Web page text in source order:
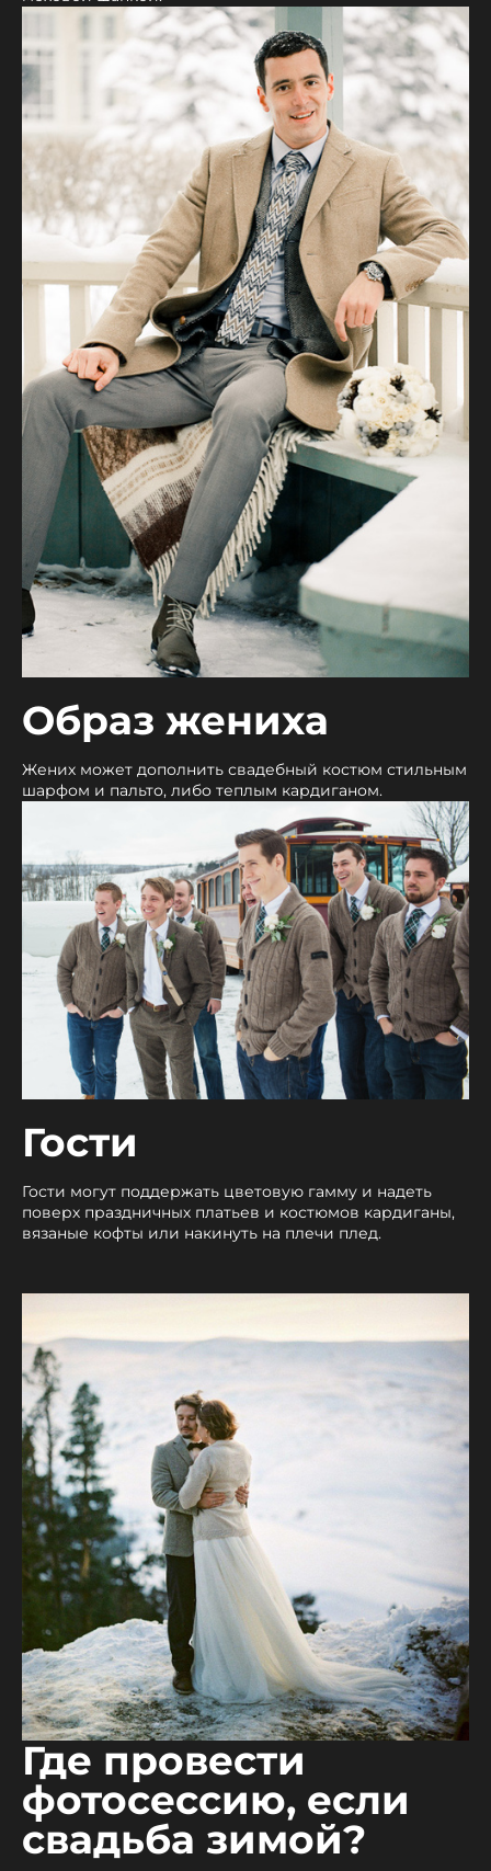
Образ жениха
Жених может дополнить свадебный костюм стильным
шарфом и пальто, либо теплым кардиганом.
Гости
Гости могут поддержать цветовую гамму и надеть
поверх праздничных платьев и костюмов кардиганы,
вязаные кофты или накинуть на плечи плед.
Где провести
фотосессию, если
свадьба зимой?